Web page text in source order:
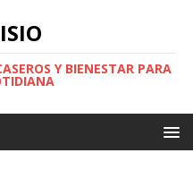
Y BIENESTAR PARA